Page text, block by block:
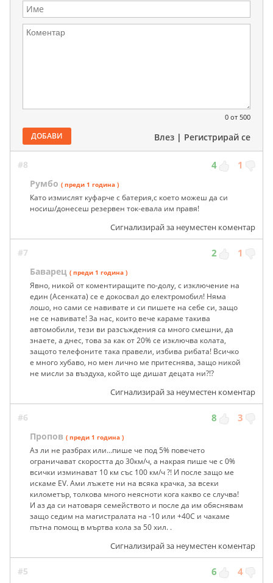
0 от 500
ДОБАВИ Влез | Регистрирай се
#8 4 1
Румбо ( преди 1 година )
Като измислят куфарче с батерия,с което можеш да си
носиш/донесеш резервен ток-евала им правя!
Сигнализирай за неуместен коментар
#7 2 1
Баварец ( преди 1 година )
Явно, никой от коментиращите по-долу, с изключение на
един (Асенката) се е докосвал до електромобил! Няма
лошо, но сами се навивате и си пишете на себе си, защо
не се навивате! За нас, които вече караме такива
автомобили, тези ви разсъждения са много смешни, да
знаете, а днес, това за как от 20% се изключва колата,
защото телефоните така правели, избива рибата! Всичко
е много хубаво, но мен лично ме притеснява, защо никой
не мисли за въздуха, който ще дишат децата ни?!?
Сигнализирай за неуместен коментар
#6 8 3
Пропов ( преди 1 година )
Аз ли не разбрах или...пише че под 5% повечето
ограничават скоростта до 30км/ч, а накрая пише че с 0%
всички изминават 10 км със 100 км/ч ?! И после защо ме
искаме EV. Ами лъжете ни на всяка крачка, за всеки
километър, толкова много неясноти кога какво се случва!
И аз да си натоваря семейството и после да им обяснявам
защо седим на магистралата на -10 или +40C и чакаме
пътна помощ в мъртва кола за 50 хил. .
Сигнализирай за неуместен коментар
#5 6 4